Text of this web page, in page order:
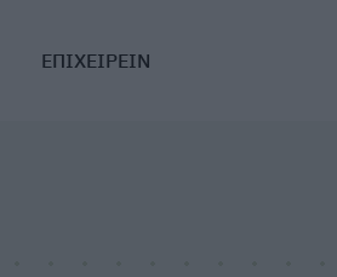
ΕΠΙΧΕΙΡΕΙΝ